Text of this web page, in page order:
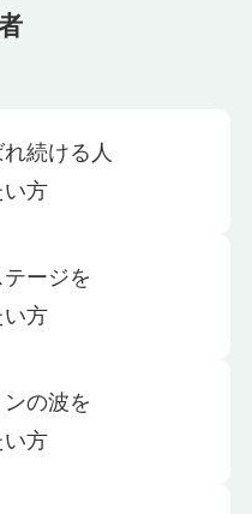
続ける人
い方
ージを
い方
の波を
い方